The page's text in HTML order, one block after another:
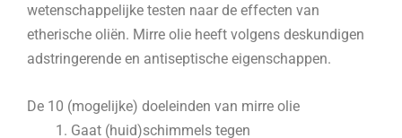
wetenschappelijke testen naar de effecten van
etherische oliën. Mirre olie heeft volgens deskundigen
adstringerende en antiseptische eigenschappen.
De 10 (mogelijke) doeleinden van mirre olie
Gaat (huid)schimmels tegen